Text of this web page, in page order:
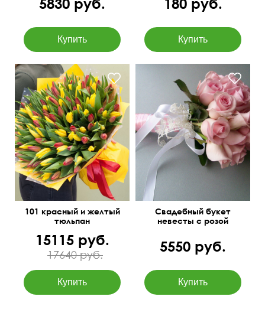
101 красный и желтый
тюльпан
15115 руб.
17640 руб.
Свадебный букет
невесты с розой
5550 руб.